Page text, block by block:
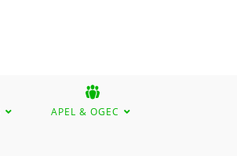
APEL & OGEC